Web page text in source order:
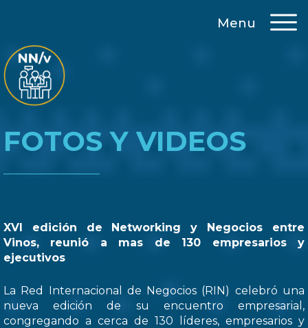
Menu
FOTOS Y VIDEOS
XVI edición de Networking y Negocios entre
Vinos, reunió a mas de 130 empresarios y
ejecutivos
La Red Internacional de Negocios (RIN) celebró una
nueva edición de su encuentro empresarial,
congregando a cerca de 130 líderes, empresarios y